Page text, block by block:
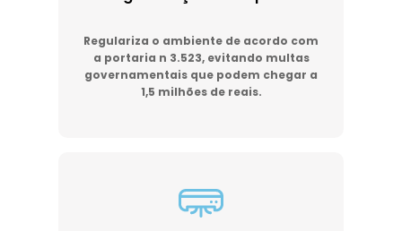
Regulariza o ambiente de acordo com
a portaria n 3.523, evitando multas
governamentais que podem chegar a
1,5 milhões de reais.